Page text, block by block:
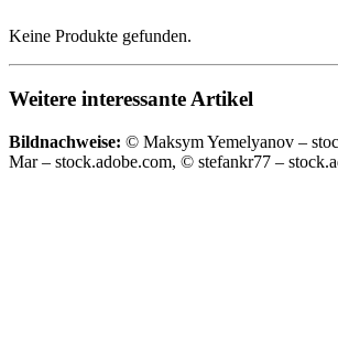
Keine Produkte gefunden.
Weitere interessante Artikel
Bildnachweise: © Maksym Yemelyanov –
Mar – stock.adobe.com, © stefankr77 –